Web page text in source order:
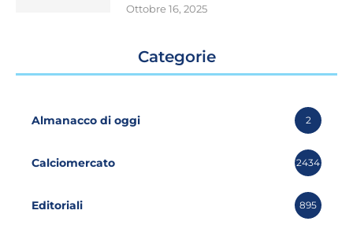
Ottobre 16, 2025
Categorie
Almanacco di oggi 2
Calciomercato 2434
Editoriali 895